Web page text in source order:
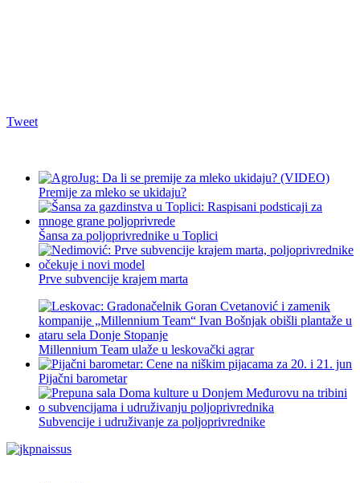
Tweet
Premije za mleko se ukidaju?
Šansa za poljoprivrednike u Toplici
Prve subvencije krajem marta
Millennium Team ulaže u leskovački agrar
Pijačni barometar
Subvencije i udruživanje za poljoprivrednike